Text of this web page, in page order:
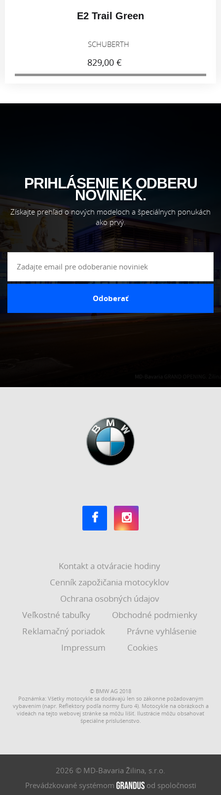
E2 Trail Blue
SCHUBERTH
829,00 €
PRIHLÁSENIE K ODBERU
NOVINIEK.
Získajte prehľad o nových modeloch a špeciálnych ponukách
ako prvý.
Odoberať
Kontakt a otváracie hodiny
Cenník zapožičania motocyklov
Ochrana osobných údajov
Veľkostné tabuľky
Obchodné podmienky
Reklamačný poriadok
Právne vyhlásenie
Impressum
Cookies
© BMW AG 2018
Poznámka: Všetky motocykle sa dodávajú len so zákonne požadovaným
vybavením (napr. Reflektory podľa normy Euro 4). Motocykle na obrázkoch a
videách na tejto webovej stránke sa môžu líšiť. Ilustrácie môžu obsahovať
špeciálne príslušenstvo.
2026 © MD-Bavaria Žilina, s.r.o.
Prevádzkované systémom
od spoločnosti